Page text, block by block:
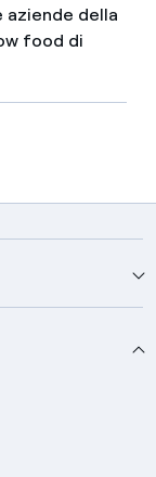
della
food di